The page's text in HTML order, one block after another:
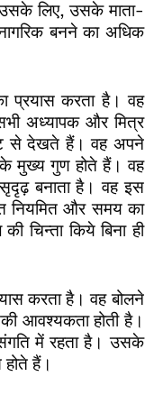
उसके लिए, उसके माता-
बनने का अधिक
प्रयास करता है। वह
अध्यापक और मित्र
से देखते हैं। वह अपने
मुख्य गुण होते हैं। वह
बनाता है। वह इस
नियमित और समय का
चिन्ता किये बिना ही
करता है। वह बोलने
आवश्यकता होती है।
में रहता है। उसके
हैं।